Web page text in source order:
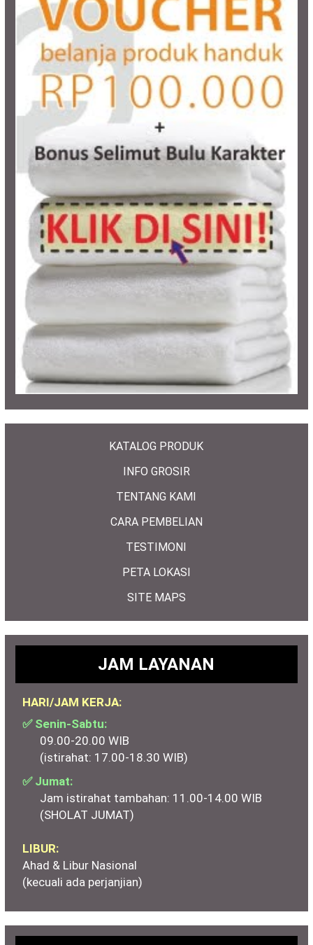
KATALOG PRODUK
INFO GROSIR
TENTANG KAMI
CARA PEMBELIAN
TESTIMONI
PETA LOKASI
SITE MAPS
JAM LAYANAN
HARI/JAM KERJA:
✅ Senin-Sabtu:
09.00-20.00 WIB
(istirahat: 17.00-18.30 WIB)
✅ Jumat:
Jam istirahat tambahan: 11.00-14.00 WIB
(SHOLAT JUMAT)
LIBUR:
Ahad & Libur Nasional
(kecuali ada perjanjian)